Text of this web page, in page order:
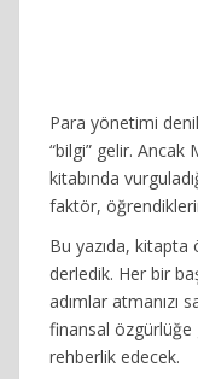
Para yönetimi
“bilgi” gelir. Ancak
kitabında
faktör,
Bu yazıda, kitapta
derledik. Her bir
adımlar atmanızı
finansal özgürlüğe
rehberlik edecek.